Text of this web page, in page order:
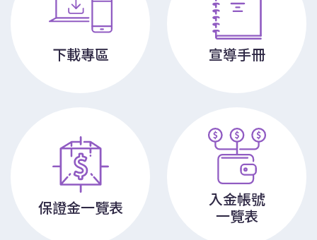
下載專區 宣導手冊
保證金一覽表
入金帳號
一覽表